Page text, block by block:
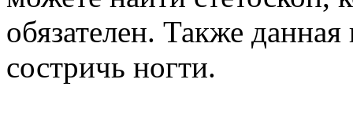
обязателен. Также
состричь ногти.